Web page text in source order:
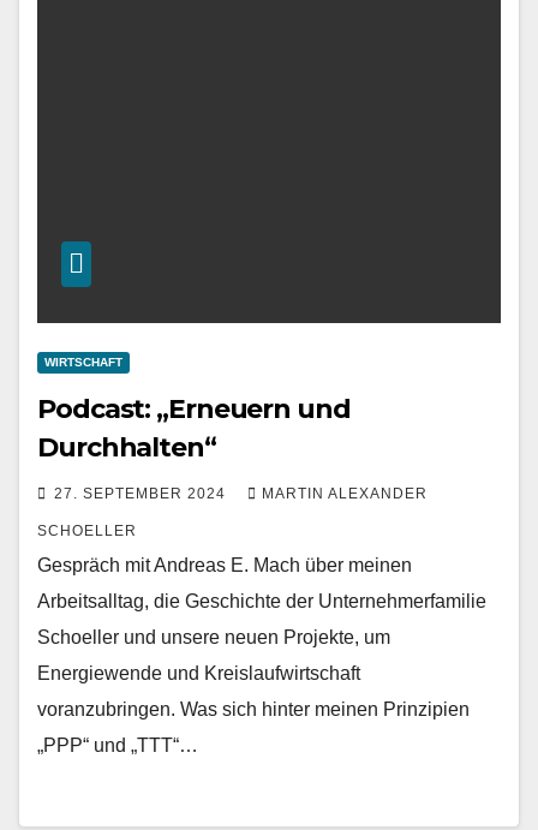
WIRTSCHAFT
Podcast: „Erneuern und
Durchhalten“
27. SEPTEMBER 2024 MARTIN ALEXANDER
SCHOELLER
Gespräch mit Andreas E. Mach über meinen
Arbeitsalltag, die Geschichte der Unternehmerfamilie
Schoeller und unsere neuen Projekte, um
Energiewende und Kreislaufwirtschaft
voranzubringen. Was sich hinter meinen Prinzipien
„PPP“ und „TTT“…